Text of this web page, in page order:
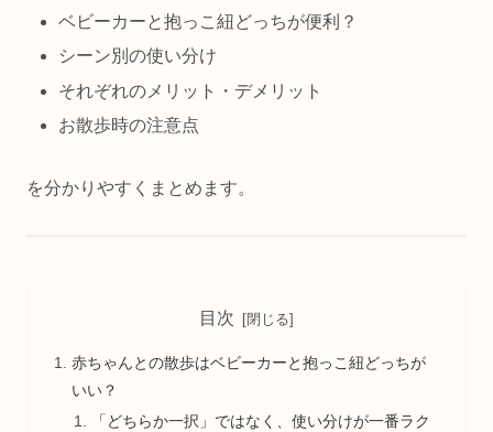
ベビーカーと抱っこ紐どっちが便利？
シーン別の使い分け
それぞれのメリット・デメリット
お散歩時の注意点
を分かりやすくまとめます。
目次
赤ちゃんとの散歩はベビーカーと抱っこ紐どっちが
いい？
「どちらか一択」ではなく、使い分けが一番ラク